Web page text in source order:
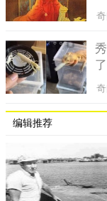
五、京沪高铁（
虽说京沪高铁排
公里的全长，是北京
个。因为它所经之
条干线上的客运量也
满意，最高可至380
了
编辑推荐